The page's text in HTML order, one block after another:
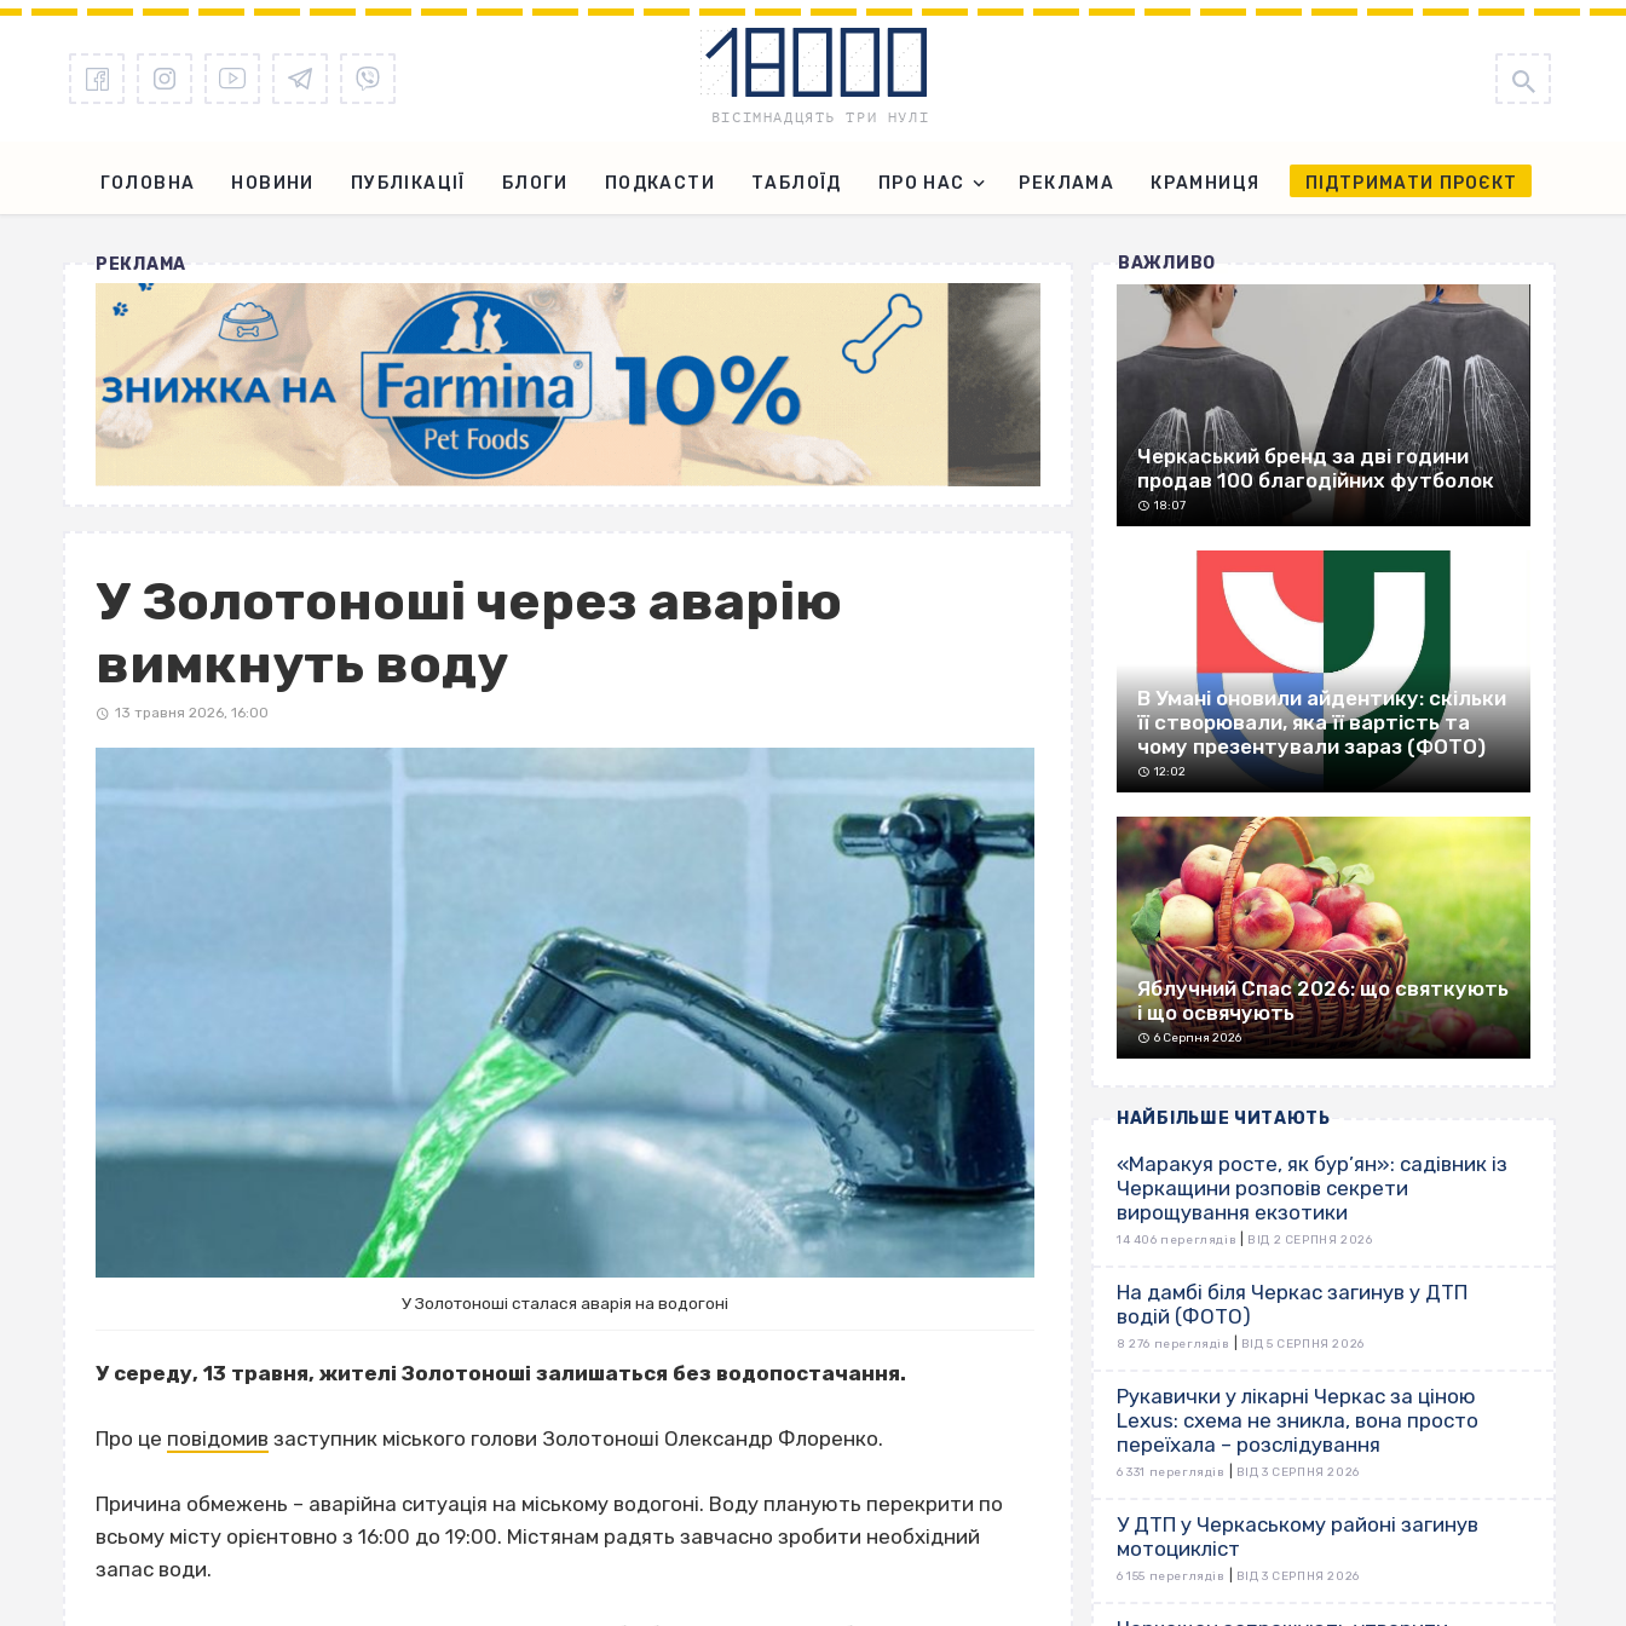
ГОЛОВНА НОВИНИ ПУБЛІКАЦІЇ БЛОГИ ПОДКАСТИ ТАБЛОЇД ПРО НАС РЕКЛАМА КРАМНИЦЯ ПІДТРИМАТИ ПРОЄКТ
РЕКЛАМА
У Золотоноші через аварію
вимкнуть воду
13 травня 2026, 16:00
У Золотоноші сталася аварія на водогоні
У середу, 13 травня, жителі Золотоноші залишаться без водопостачання.
Про це повідомив заступник міського голови Золотоноші Олександр Флоренко.
Причина обмежень – аварійна ситуація на міському водогоні. Воду планують перекрити по
всьому місту орієнтовно з 16:00 до 19:00. Містянам радять завчасно зробити необхідний
запас води.
ВАЖЛИВО
Черкаський бренд за дві години
продав 100 благодійних футболок
18:07
В Умані оновили айдентику: скільки
її створювали, яка її вартість та
чому презентували зараз (ФОТО)
12:02
Яблучний Спас 2026: що святкують
і що освячують
6 Серпня 2026
НАЙБІЛЬШЕ ЧИТАЮТЬ
«Маракуя росте, як бур’ян»: садівник із
Черкащини розповів секрети
вирощування екзотики
14 406 переглядів ВІД 2 СЕРПНЯ 2026
На дамбі біля Черкас загинув у ДТП
водій (ФОТО)
8 276 переглядів ВІД 5 СЕРПНЯ 2026
Рукавички у лікарні Черкас за ціною
Lexus: схема не зникла, вона просто
переїхала – розслідування
6 331 переглядів ВІД 3 СЕРПНЯ 2026
У ДТП у Черкаському районі загинув
мотоцикліст
6 155 переглядів ВІД 3 СЕРПНЯ 2026